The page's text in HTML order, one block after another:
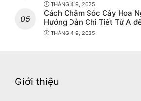
THÁNG 4 9, 2025
Cách Chăm Sóc Cây Hoa
Hướng Dẫn Chi Tiết Từ A
THÁNG 4 9, 2025
Giới thiệu